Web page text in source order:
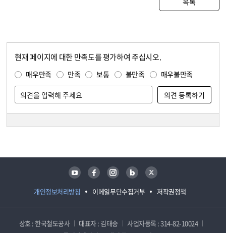
현재 페이지에 대한 만족도를 평가하여 주십시오.
매우만족 만족 보통 불만족 매우불만족
개인정보처리방침 이메일무단수집거부 저작권정책
유튜브 페이스북 인스타그램 블로그 트위터
상호 : 한국철도공사 대표자 : 김태승
사업자등록 : 314-82-10024